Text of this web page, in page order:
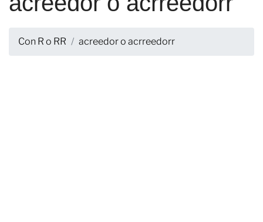
Con R o RR acreedor o acrreedorr